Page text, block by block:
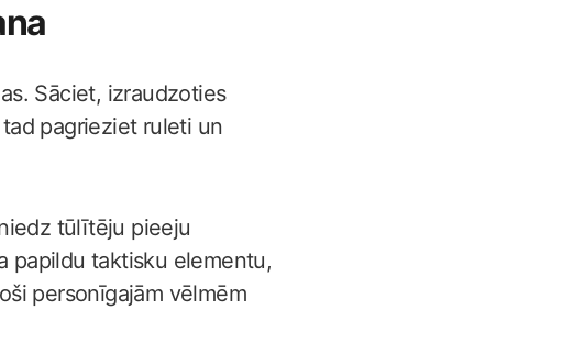
Sāciet, izraudzoties
pagrieziet ruleti un
tūlītēju pieeju
papildu taktisku elementu,
personīgajām vēlmēm